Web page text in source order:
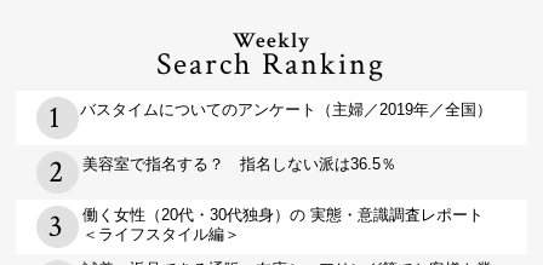
Weekly
Search Ranking
バスタイムについてのアンケート（主婦／2019年／全国）
美容室で指名する？ 指名しない派は36.5％
働く女性（20代・30代独身）の 実態・意識調査レポート
＜ライフスタイル編＞